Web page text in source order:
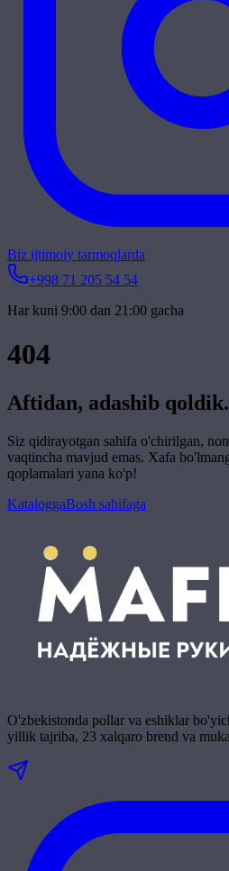
Biz ijtimoiy tarmoqlarda
+998 71 205 54 54
Har kuni 9:00 dan 21:00 gacha
404
Aftidan, adashib
Siz qidirayotgan sahifa o'chirilgan,
vaqtincha mavjud emas. Xafa
qoplamalari yana ko'p!
KataloggaBosh sahifaga
O'zbekistonda pollar va eshiklar
yillik tajriba, 23 xalqaro brend va